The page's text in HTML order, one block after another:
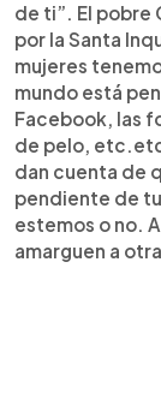
de ti”. El pobre
por la Santa
mujeres
mundo está
Facebook, las
de pelo,
dan cuenta de
pendiente de
estemos o no.
amarguen a